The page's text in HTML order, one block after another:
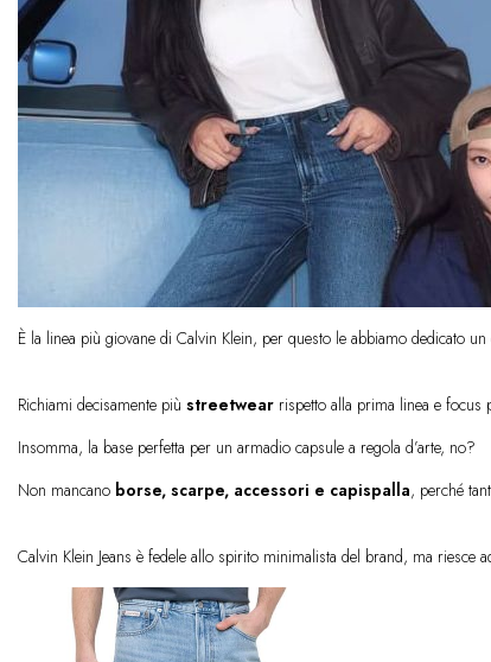
È la linea più giovane di Calvin Klein, per questo le abbiamo dedicato
Richiami decisamente più streetwear rispetto alla prima linea e focus
Insomma, la base perfetta per un armadio capsule a regola d’arte, no?
Non mancano borse, scarpe, accessori e capispalla, perché
Calvin Klein Jeans è fedele allo spirito minimalista del brand, ma